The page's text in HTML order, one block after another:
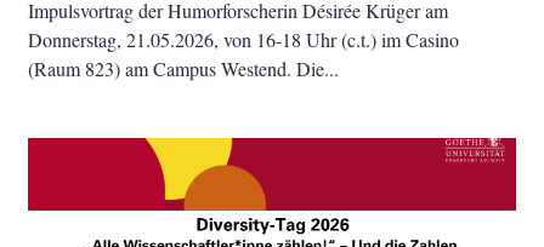
Impulsvortrag der Humorforscherin Désirée Krüger am
Donnerstag, 21.05.2026, von 16-18 Uhr (c.t.) im Casino
(Raum 823) am Campus Westend. Die